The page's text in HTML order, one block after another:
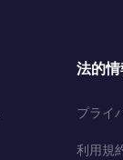
法的情
プライ
利用規